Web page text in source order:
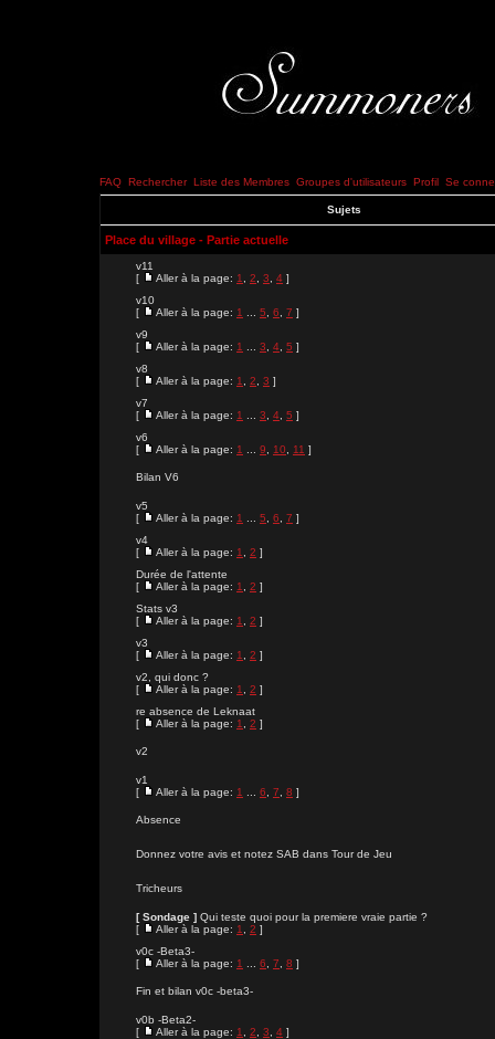
FAQ Rechercher Liste des Membres Groupes d'utilisateurs Profil Se
Sujets
Place du village - Partie actuelle
v11
[
Aller à la page: 1 2 3 4 ]
v10
[
Aller à la page: 1 5 6 7 ]
v9
[
Aller à la page: 1 3 4 5 ]
v8
[
Aller à la page: 1 2 3 ]
v7
[
Aller à la page: 1 3 4 5 ]
v6
[
Aller à la page: 1 9 10 11 ]
Bilan V6
v5
[
Aller à la page: 1 5 6 7 ]
v4
[
Aller à la page: 1 2 ]
Durée de l'attente
[
Aller à la page: 1 2 ]
Stats v3
[
Aller à la page: 1 2 ]
v3
[
Aller à la page: 1 2 ]
v2, qui donc ?
[
Aller à la page: 1 2 ]
re absence de Leknaat
[
Aller à la page: 1 2 ]
v2
v1
[
Aller à la page: 1 6 7 8 ]
Absence
Donnez votre avis et notez SAB dans Tour de Jeu
Tricheurs
[ Sondage ] Qui teste quoi pour la premiere vraie partie ?
[
Aller à la page: 1 2 ]
v0c -Beta3-
[
Aller à la page: 1 6 7 8 ]
Fin et bilan v0c -beta3-
v0b -Beta2-
[
Aller à la page: 1 2 3 4 ]